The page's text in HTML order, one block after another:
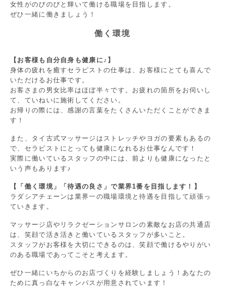
女性がのびのびと輝いて働ける職場を目指します。
ぜひ一緒に働きましょう！
働く環境
【お客様も自分自身も健康に♪】
身体の疲れを癒すセラピストの仕事は、お客様にとても喜んで
いただけるお仕事です。
お客さまの男女比率はほぼ半々です。お疲れの箇所をお伺いし
て、ていねいに施術してください。
お帰りの際には、感謝の言葉をたくさんいただくことができま
す！
また、タイ古式マッサージはストレッチやヨガの要素もあるの
で、セラピストにとっても健康になれるお仕事なんです！
実際に働いているスタッフの中には、前よりも健康になったと
いう声もあります♪
【「働く環境」「待遇の良さ」で業界1番を目指します！】
ラダシアチェーンは業界一の職場環境と待遇を目指して頑張っ
ていきます。
マッサージ店やリラクゼーションサロンの素敵なお店の共通店
は、笑顔で活き活きと働いているスタッフが多いこと。
スタッフがお客様を大切にできるのは、笑顔で働けるやりがい
のある職場であってこそと考えます。
ぜひ一緒にいちからのお店づくりを経験しましょう！あなたの
ために真っ白なキャンパスが用意されています！